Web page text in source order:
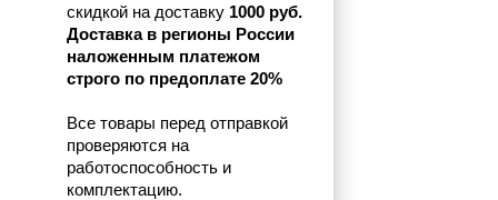
скидкой на доставку 1000 руб.
Доставка в регионы России
наложенным платежом
строго по предоплате 20%
Все товары перед отправкой
проверяются на
работоспособность и
комплектацию.